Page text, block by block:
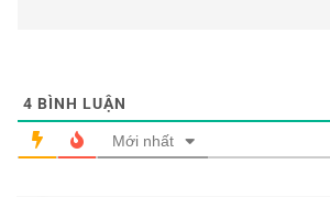
4 BÌNH LUẬN
Mới nhất